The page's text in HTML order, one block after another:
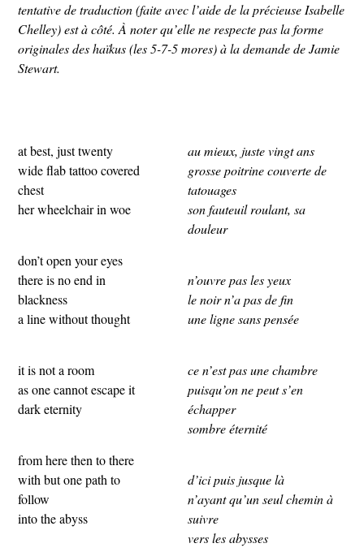
tentative de traduction (faite avec l’aide de la précieuse Isabelle
Chelley) est à côté. À noter qu’elle ne respecte pas la forme
originales des haïkus (les 5-7-5 mores) à la demande de Jamie
Stewart.
at best, just twenty
wide flab tattoo covered
chest
her wheelchair in woe
don’t open your eyes
there is no end in
blackness
a line without thought
it is not a room
as one cannot escape it
dark eternity
from here then to there
with but one path to
follow
into the abyss
au mieux, juste vingt ans
grosse poitrine couverte de
tatouages
son fauteuil roulant, sa
douleur
n’ouvre pas les yeux
le noir n’a pas de fin
une ligne sans pensée
ce n’est pas une chambre
puisqu’on ne peut s’en
échapper
sombre éternité
d’ici puis jusque là
n’ayant qu’un seul chemin à
suivre
vers les abysses